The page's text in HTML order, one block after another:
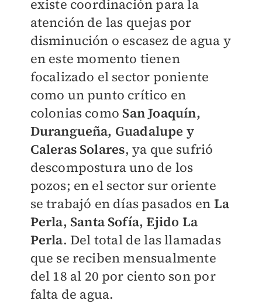
existe coordinación para la
atención de las quejas por
disminución o escasez de agua y
en este momento tienen
focalizado el sector poniente
como un punto crítico en
colonias como San Joaquín,
Durangueña, Guadalupe y
Caleras Solares, ya que sufrió
descompostura uno de los
pozos; en el sector sur oriente
se trabajó en días pasados en La
Perla, Santa Sofía, Ejido La
Perla. Del total de las llamadas
que se reciben mensualmente
del 18 al 20 por ciento son por
falta de agua.